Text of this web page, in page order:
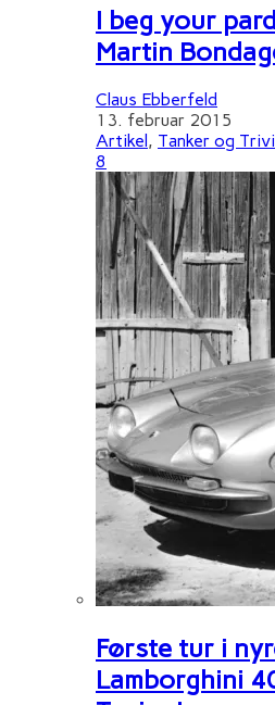
I beg your
Martin
Claus Ebberfeld
13. februar 2015
Artikel, Tanker og
8
Første tur i
Lamborghini